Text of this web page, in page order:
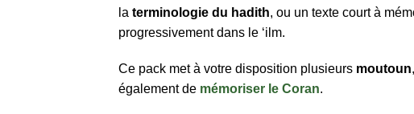
la terminologie du hadith, ou un texte court à
progressivement dans le ‘ilm.
Ce pack met à votre disposition plusieurs moutoun
également de mémoriser le Coran.